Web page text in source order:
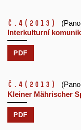
č.4 (2013)
Interkulturní
PDF
č.4 (2013)
Kleiner Mährischer
PDF